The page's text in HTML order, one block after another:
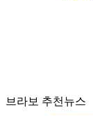
브라보 추천뉴스